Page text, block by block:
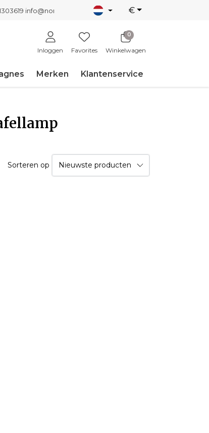
info@nordicnew.nl €
Inloggen Favorites
0
Winkelwagen
Merken Klantenservice
Sorteren op